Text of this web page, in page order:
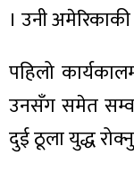
। उनी अमेरिकाकी
पहिलो
उनसँग समेत
दुई ठूला युद्ध